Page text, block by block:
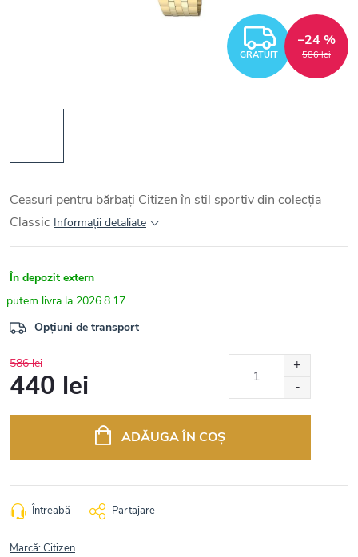
GRATUIT 586 lei
–24 %
Ceasuri pentru bărbați Citizen în stil sportiv din colecția
Classic Informaţii detaliate
În depozit extern
2026.8.17
Opțiuni de transport
586 lei
440 lei
ADĂUGA ÎN COŞ
Întreabă Partajare
Marcă:Citizen